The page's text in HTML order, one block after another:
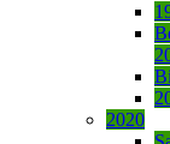
2020